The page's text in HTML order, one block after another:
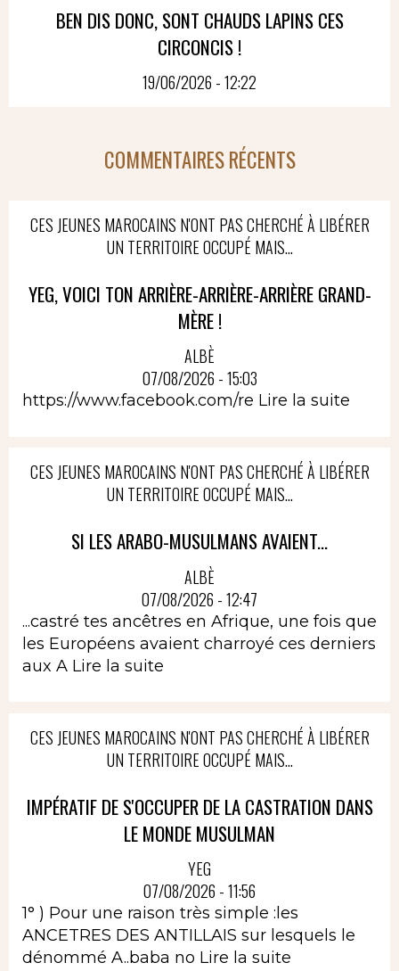
BEN DIS DONC, SONT CHAUDS LAPINS CES
CIRCONCIS !
19/06/2026 - 12:22
COMMENTAIRES RÉCENTS
CES JEUNES MAROCAINS N'ONT PAS CHERCHÉ À LIBÉRER
UN TERRITOIRE OCCUPÉ MAIS...
YEG, VOICI TON ARRIÈRE-ARRIÈRE-ARRIÈRE GRAND-
MÈRE !
ALBÈ
07/08/2026 - 15:03
https://www.facebook.com/re Lire la suite
CES JEUNES MAROCAINS N'ONT PAS CHERCHÉ À LIBÉRER
UN TERRITOIRE OCCUPÉ MAIS...
SI LES ARABO-MUSULMANS AVAIENT...
ALBÈ
07/08/2026 - 12:47
...castré tes ancêtres en Afrique, une fois que
les Européens avaient charroyé ces derniers
aux A Lire la suite
CES JEUNES MAROCAINS N'ONT PAS CHERCHÉ À LIBÉRER
UN TERRITOIRE OCCUPÉ MAIS...
IMPÉRATIF DE S'OCCUPER DE LA CASTRATION DANS
LE MONDE MUSULMAN
YEG
07/08/2026 - 11:56
1° ) Pour une raison très simple :les
ANCETRES DES ANTILLAIS sur lesquels le
dénommé A..baba no Lire la suite